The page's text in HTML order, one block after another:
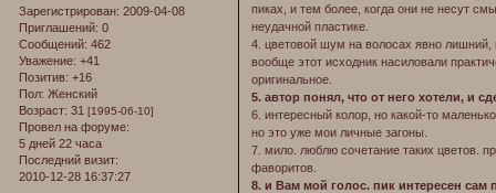
Зарегистрирован: 2009-04-08
Приглашений: 0
Сообщений: 462
Уважение: +41
Позитив: +16
Пол: Женский
Возраст: 31 [1995-06-10]
Провел на форуме:
5 дней 22 часа
Последний визит:
2010-12-28 16:37:27
пиках, и тем более, когда они не несут
неудачной пластике.
4. цветовой шум на волосах явно лишний,
вообще этот исходник насиловали
оригинальное.
5. автор понял, что от него хотели, и
6. интересный колор, но какой-то
но это уже мои личные загоны.
7. мило. люблю сочетание таких цветов.
фаворитов.
8. и Вам мой голос. пик интересен сам